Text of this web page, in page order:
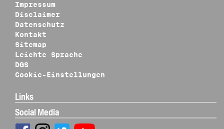
Impressum
Disclaimer
Datenschutz
Kontakt
Sitemap
Leichte Sprache
DGS
Cookie-Einstellungen
Links
Social Media